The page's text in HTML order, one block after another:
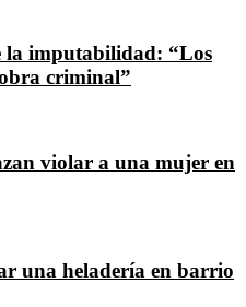
la imputabilidad: “Los
criminal”
violar a una mujer en
una heladería en barrio